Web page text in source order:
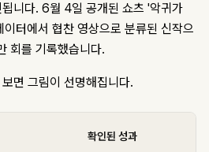
니다. 6월 4일 공개된 쇼츠 '악귀가
터에서 협찬 영상으로 분류된 신작으
회를 기록했습니다.
면 그림이 선명해집니다.
확인된 성과